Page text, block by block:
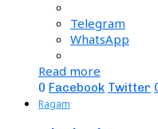
Telegram
WhatsApp
Read more
0 Facebook Twitter
Ragam